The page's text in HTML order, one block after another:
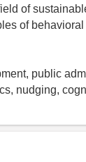
of
of
public
nudging,